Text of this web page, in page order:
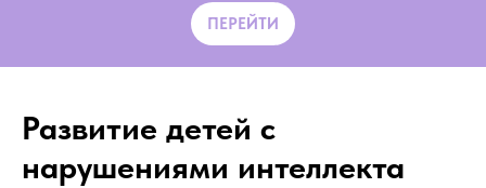
ПЕРЕЙТИ
Развитие детей с
нарушениями интеллекта